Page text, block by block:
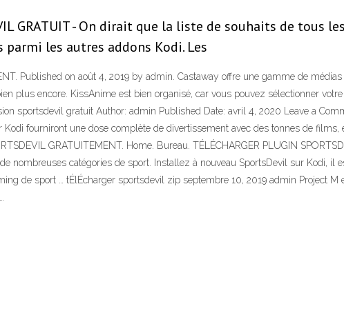
GRATUIT - On dirait que la liste de souhaits de tous
les autres addons Kodi. Les
Published on août 4, 2019 by admin. Castaway offre une gamme de
plus encore. KissAnime est bien organisé, car vous pouvez sélectionner
sportsdevil gratuit Author: admin Published Date: avril 4, 2020 Leave a
fourniront une dose complète de divertissement avec des tonnes de
GRATUITEMENT. Home. Bureau. TÉLÉCHARGER PLUGIN
nombreuses catégories de sport. Installez à nouveau SportsDevil sur Kodi, il
de sport … tÉlÉcharger sportsdevil zip septembre 10, 2019 admin Project